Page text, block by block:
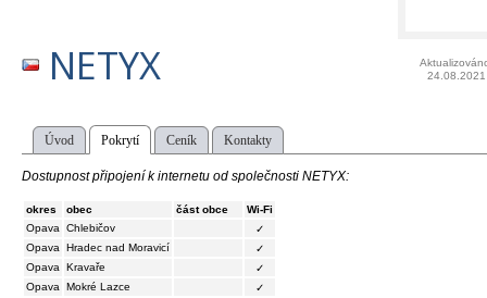
NETYX
24.08.2021
Úvod Pokrytí Ceník Kontakty
Dostupnost připojení k internetu od společnosti NETYX:
okres obec část obce
Wi-Fi
Opava
Chlebičov
✓
Opava
Hradec nad Moravicí
✓
Opava
Kravaře
✓
Opava
Mokré Lazce
✓